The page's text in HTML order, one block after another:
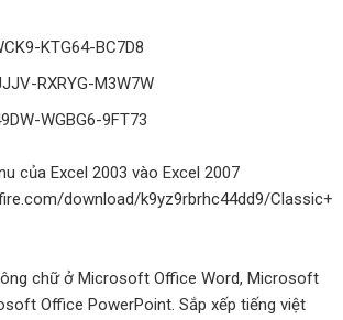
KTG64-BC7D8
RXRYG-M3W7W
WGBG6-9FT73
của Excel 2003 vào Excel 2007
download/k9yz9rbrhc44dd9/
chữ ở Microsoft Office Word, Microsoft
Office PowerPoint. Sắp xếp tiếng việt